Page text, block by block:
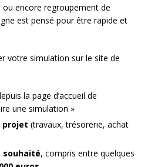
ou encore regroupement de
est pensé pour être rapide et
votre simulation sur le site de
la page d’accueil de
une simulation »
projet (travaux, trésorerie, achat
, compris entre quelques